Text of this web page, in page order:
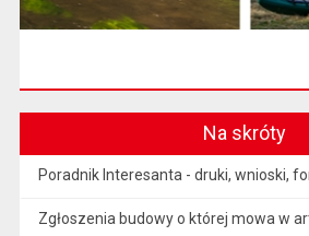
Na skróty
Poradnik Interesanta - druki, wnioski,
Zgłoszenia budowy o której mowa w